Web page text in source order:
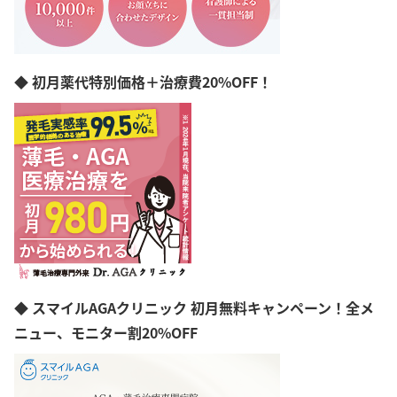
◆ 初月薬代特別価格＋治療費20%OFF！
◆ スマイルAGAクリニック 初月無料キャンペーン！全メ
ニュー、モニター割20%OFF